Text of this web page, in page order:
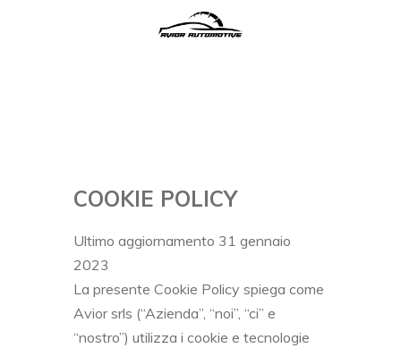
COOKIE POLICY
Ultimo aggiornamento 31 gennaio
2023
La presente Cookie Policy spiega come
Avior srls (“Azienda”, “noi”, “ci” e
“nostro”) utilizza i cookie e tecnologie